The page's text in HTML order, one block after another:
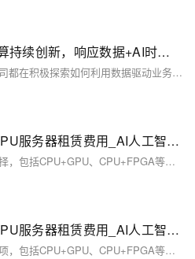
阿里云吴结生：高性能计算持续创新，响应数据+AI时代的多元化负载需求
在数字化转型的大潮中，每家公司都在积极探索如何利用数据驱动业务增长，而AI技术的快速发展更是加速了这一进程。
阿里云AI服务器价格表_GPU服务器租赁费用_AI人工智能高性能计算推理
阿里云AI服务器提供多样化的选择，包括CPU+GPU、CPU+FPGA等多种配置，适用于人工智能、机器学习和深度学习等计算密集型任务。其中，GPU服务器整合高性能CPU平台，单实例可实现最高5PFLOPS的混合精度计算能力。根据不同GPU类型（如NVIDIA A10、V100、T4等）和应用场景（如AI训练、推理、科学计算等），价格从数百到数千元不等。详情及更多实例规格可见阿里云官方页面。
阿里云AI服务器价格表_GPU服务器租赁费用_AI人工智能高性能计算推理
阿里云AI服务器提供多种配置选项，包括CPU+GPU、CPU+FPGA等组合，支持高性能计算需求。本文汇总了阿里云GPU服务器的价格信息，涵盖NVIDIA A10、V100、T4、P4、P100等多款GPU卡，适用于人工智能、机器学习和深度学习等场景。详细价格表和实例规格见文内图表。